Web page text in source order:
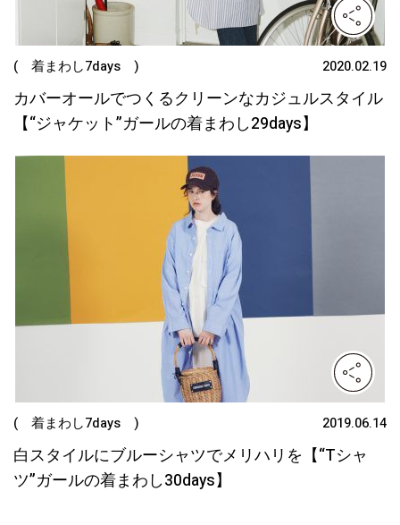
( 着まわし7days ) 2020.02.19
カバーオールでつくるクリーンなカジュルスタイル
【“ジャケット”ガールの着まわし29days】
( 着まわし7days ) 2019.06.14
白スタイルにブルーシャツでメリハリを【“Tシャ
ツ”ガールの着まわし30days】